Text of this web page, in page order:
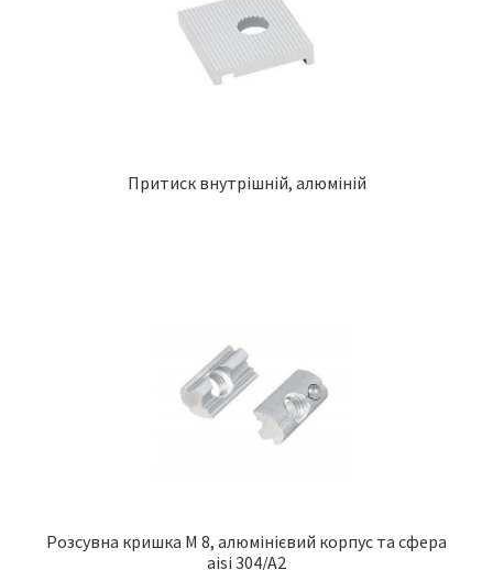
Притиск внутрішній, алюміній
Розсувна кришка M 8, алюмінієвий корпус та сфера
aisi 304/A2